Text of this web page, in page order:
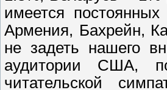
имеется
Армения, Бахрейн,
не задеть нашего
аудитории США,
читательской